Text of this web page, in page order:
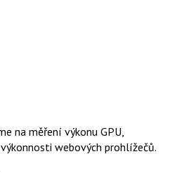
na měření výkonu GPU,
webových prohlížečů.